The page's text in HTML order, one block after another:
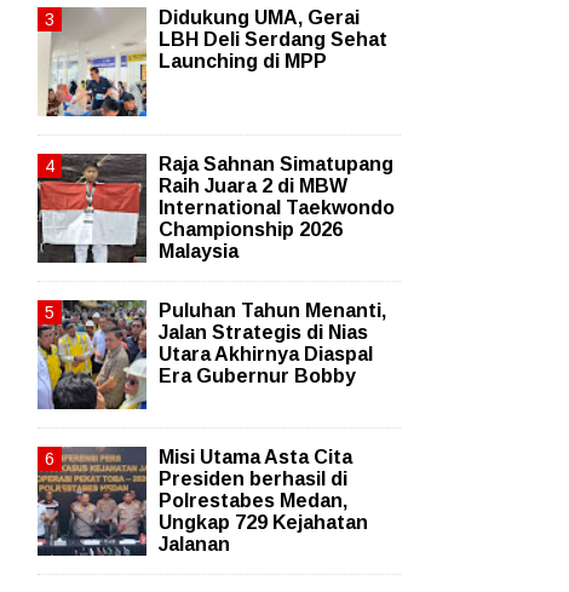
Didukung UMA, Gerai
LBH Deli Serdang Sehat
Launching di MPP
Raja Sahnan Simatupang
Raih Juara 2 di MBW
International Taekwondo
Championship 2026
Malaysia
Puluhan Tahun Menanti,
Jalan Strategis di Nias
Utara Akhirnya Diaspal
Era Gubernur Bobby
Misi Utama Asta Cita
Presiden berhasil di
Polrestabes Medan,
Ungkap 729 Kejahatan
Jalanan